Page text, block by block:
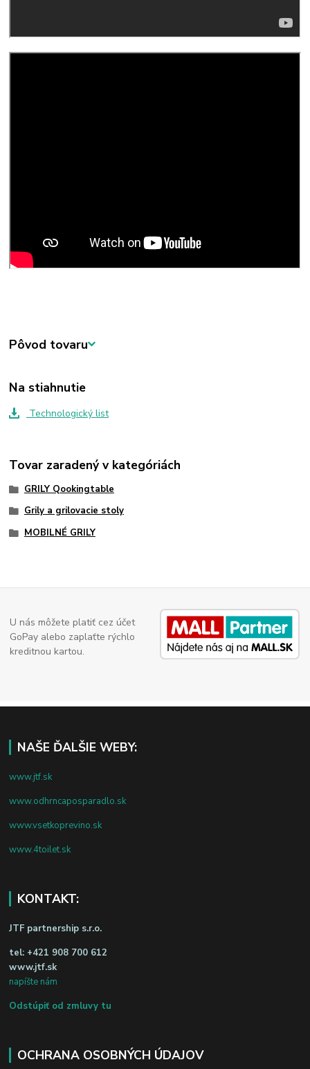
Pôvod tovaru
Na stiahnutie
Technologický list
Tovar zaradený v kategóriách
GRILY Qookingtable
Grily a grilovacie stoly
MOBILNÉ GRILY
U nás môžete platiť cez účet
GoPay alebo zaplaťte rýchlo
kreditnou kartou.
NAŠE ĎALŠIE WEBY:
www.jtf.sk
www.odhrncaposparadlo.sk
www.vsetkoprevino.sk
www.4toilet.sk
KONTAKT:
JTF partnership s.r.o.
tel: +421 908 700 612
www.jtf.sk
napíšte nám
Odstúpiť od zmluvy tu
OCHRANA OSOBNÝCH ÚDAJOV